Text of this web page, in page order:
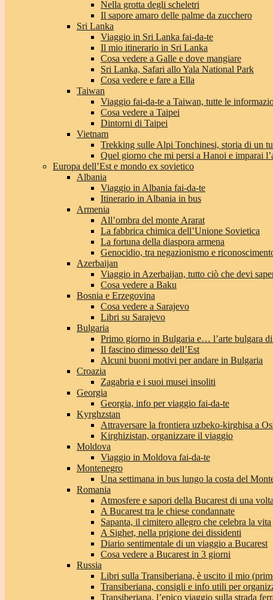
Nella grotta degli scheletri
Il sapore amaro delle palme da zucchero
Sri Lanka
Viaggio in Sri Lanka fai-da-te
Il mio itinerario in Sri Lanka
Cosa vedere a Galle e dove mangiare
Sri Lanka, Safari allo Yala National Park
Cosa vedere e fare a Ella
Taiwan
Viaggio fai-da-te a Taiwan, tutte le
Cosa vedere a Taipei
Dintorni di Taipei
Vietnam
Trekking sulle Alpi Tonchinesi, storia di un
Quel giorno che mi persi a Hanoi e imparai
Europa dell’Est e mondo ex sovietico
Albania
Viaggio in Albania fai-da-te
Itinerario in Albania in bus
Armenia
All’ombra del monte Ararat
La fabbrica chimica dell’Unione Sovietica
La fortuna della diaspora armena
Genocidio, tra negazionismo e
Azerbaijan
Viaggio in Azerbaijan, tutto ciò che devi
Cosa vedere a Baku
Bosnia e Erzegovina
Cosa vedere a Sarajevo
Libri su Sarajevo
Bulgaria
Primo giorno in Bulgaria e… l’arte bulgara
Il fascino dimesso dell’Est
Alcuni buoni motivi per andare in Bulgaria
Croazia
Zagabria e i suoi musei insoliti
Georgia
Georgia, info per viaggio fai-da-te
Kyrghzstan
Attraversare la frontiera uzbeko-kirghisa a
Kirghizistan, organizzare il viaggio
Moldova
Viaggio in Moldova fai-da-te
Montenegro
Una settimana in bus lungo la costa del
Romania
Atmosfere e sapori della Bucarest di una volta
A Bucarest tra le chiese condannate
Sapanta, il cimitero allegro che celebra la vita
A Sighet, nella prigione dei dissidenti
Diario sentimentale di un viaggio a Bucarest
Cosa vedere a Bucarest in 3 giorni
Russia
Libri sulla Transiberiana, è uscito il mio
Transiberiana, consigli e info utili per
Transiberiana, l’epico viaggio sulla strada